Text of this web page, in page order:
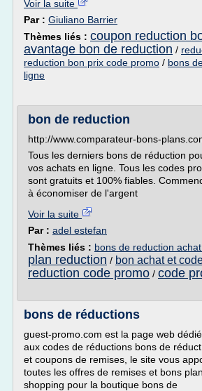
Voir la suite
Par : Giuliano Barrier
Thèmes liés : coupon reduction
avantage bon de reduction /
reduction bon prix code promo / bons
ligne
bon de reduction
http://www.comparateur-bons-
Tous les derniers bons de réduction
vos achats en ligne. Tous les codes
sont gratuits et 100% fiables.
à économiser de l'argent
Voir la suite
Par : adel estefan
Thèmes liés : bons de reduction
plan reduction / bon achat et
reduction code promo / code
bons de réductions
guest-promo.com est la page web
aux codes de réductions bons de
et coupons de remises, le site vous
toutes les offres de remises et bons
shopping pour la boutique bons de